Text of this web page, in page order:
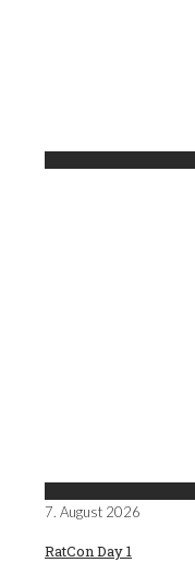
7. August 2026
RatCon Day 1